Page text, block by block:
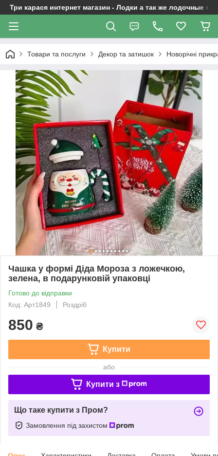
Три карася интернет магазин - Лодки а так же лодочные
Товари та послуги Декор та затишок Новорічні
Чашка у формі Діда Мороза з ложечкою,
зелена, в подарунковій упаковці
Готово до відправки
Код: Арт1849
Роздріб
850 ₴
Купити
або
Купити з
Що таке купити з Пром?
Замовлення під захистом